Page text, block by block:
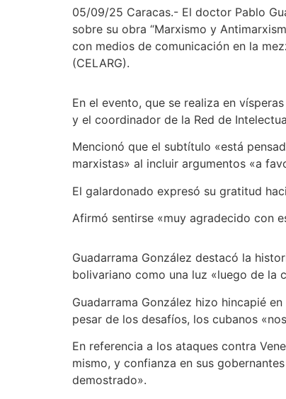
05/09/25 Caracas.- El doctor Pablo
sobre su obra “Marxismo y
con medios de comunicación en la
(CELARG).
En el evento, que se realiza en
y el coordinador de la Red de
Mencionó que el subtítulo «está
marxistas» al incluir argumentos «a
El galardonado expresó su gratitud
Afirmó sentirse «muy agradecido con
Guadarrama González destacó la
bolivariano como una luz «luego de la
Guadarrama González hizo hincapié
pesar de los desafíos, los cubanos
En referencia a los ataques contra
mismo, y confianza en sus
demostrado».